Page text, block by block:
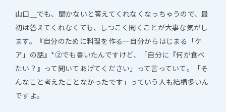
山口＿ でも、聞かないと答えてくれなくなっちゃうので、最
初は答えてくれなくても、しつこく聞くことが大事な気がし
ます。『自分のために料理を作るー自分からはじまる「ケ
ア」の話』*②でも書いたんですけど、「自分に『何が食べ
たい？』って聞いてあげてください」って言っていて。「そ
んなこと考えたことなかったです」っていう人も結構多いん
ですよ。